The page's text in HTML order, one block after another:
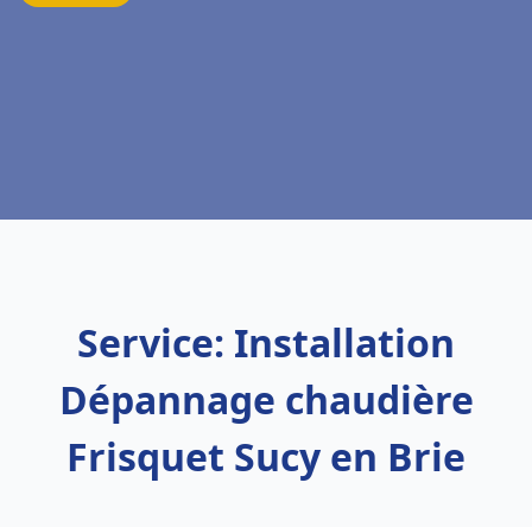
Service: Installation
Dépannage chaudière
Frisquet Sucy en Brie